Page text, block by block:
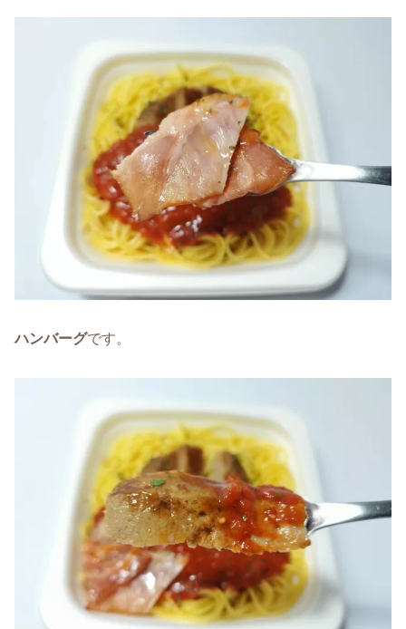
ハンバーグです。